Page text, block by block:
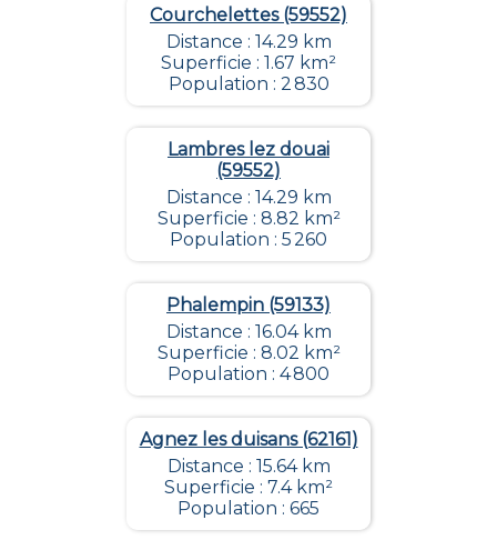
Courchelettes (59552)
Distance : 14.29 km
Superficie : 1.67 km²
Population : 2 830
Lambres lez douai
(59552)
Distance : 14.29 km
Superficie : 8.82 km²
Population : 5 260
Phalempin (59133)
Distance : 16.04 km
Superficie : 8.02 km²
Population : 4 800
Agnez les duisans (62161)
Distance : 15.64 km
Superficie : 7.4 km²
Population : 665